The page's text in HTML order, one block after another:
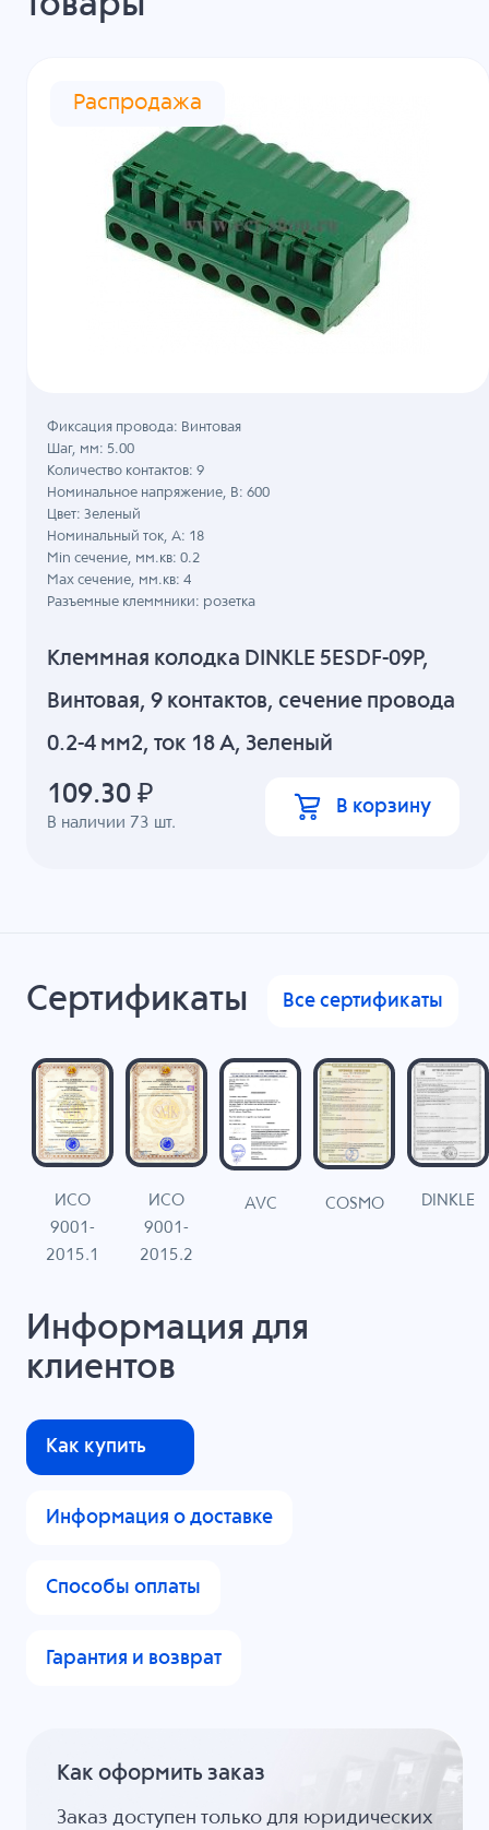
Распродажа
Клеммная колодка DINKLE 5ESDF-09P,
Винтовая, 9 контактов, сечение провода
0.2-4 мм2, ток 18 A, Зеленый
В наличии 73 шт.
Фиксация провода: Винтовая
Шаг, мм: 5.00
Количество контактов: 9
Номинальное напряжение, B: 600
Цвет: Зеленый
Номинальный ток, А: 18
Min сечение, мм.кв: 0.2
Max сечение, мм.кв: 4
Разъемные клеммники: розетка
109.30 ₽ В корзину
Сертификаты Все сертификаты
ИСО
9001-
2015.1
ИСО
9001-
2015.2
AVC COSMO DINKLE
Информация для
клиентов
Как купить
Информация о доставке
Способы оплаты
Гарантия и возврат
Как оформить заказ
Заказ доступен только для юридических